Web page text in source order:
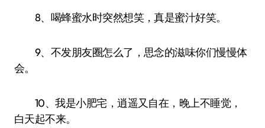
8、喝蜂蜜水时突然想笑，真是蜜汁好笑。
9、不发朋友圈怎么了，思念的滋味你们慢慢体
会。
10、我是小肥宅，逍遥又自在，晚上不睡觉，
白天起不来。